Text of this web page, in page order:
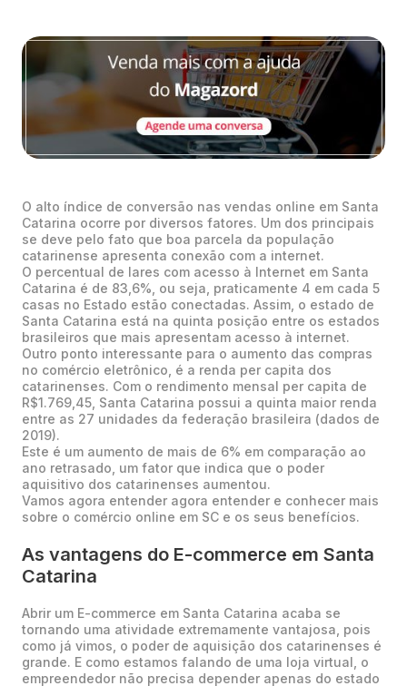
O alto índice de conversão nas vendas online em Santa
Catarina ocorre por diversos fatores. Um dos principais
se deve pelo fato que boa parcela da população
catarinense apresenta conexão com a internet.
O percentual de lares com acesso à Internet em Santa
Catarina é de 83,6%, ou seja, praticamente 4 em cada 5
casas no Estado estão conectadas. Assim, o estado de
Santa Catarina está na quinta posição entre os estados
brasileiros que mais apresentam acesso à internet.
Outro ponto interessante para o aumento das compras
no comércio eletrônico, é a renda per capita dos
catarinenses. Com o rendimento mensal per capita de
R$1.769,45, Santa Catarina possui a quinta maior renda
entre as 27 unidades da federação brasileira (dados de
2019).
Este é um aumento de mais de 6% em comparação ao
ano retrasado, um fator que indica que o poder
aquisitivo dos catarinenses aumentou.
Vamos agora entender agora entender e conhecer mais
sobre o comércio online em SC e os seus benefícios.
As vantagens do E-commerce em Santa
Catarina
Abrir um E-commerce em Santa Catarina acaba se
tornando uma atividade extremamente vantajosa, pois
como já vimos, o poder de aquisição dos catarinenses é
grande. E como estamos falando de uma loja virtual, o
empreendedor não precisa depender apenas do estado